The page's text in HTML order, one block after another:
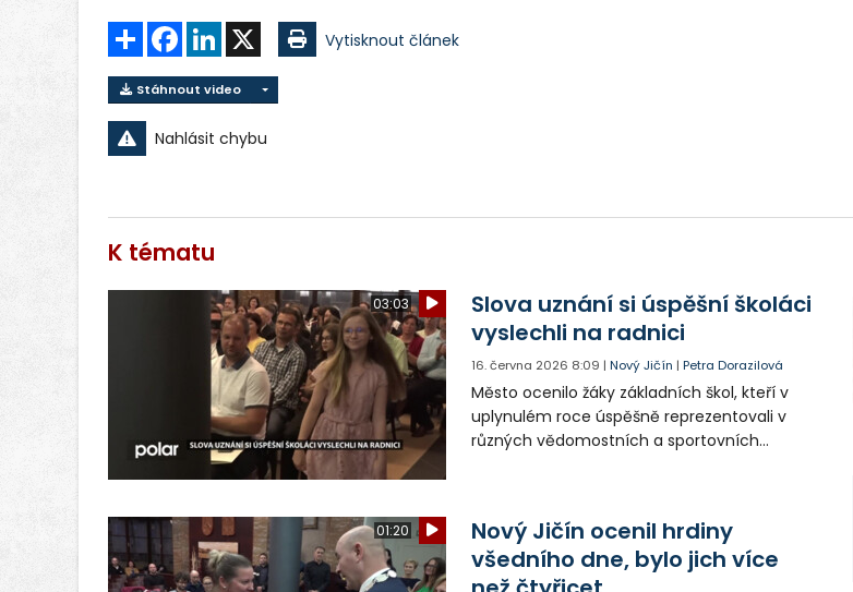
Sdílet FacebookLinkedIn Vytisknout článek
Stáhnout video
Nahlásit chybu
K tématu
03:03
Slova uznání si úspěšní školáci
vyslechli na radnici
16. června 2026 8:09 |Nový Jičín |Petra Dorazilová
Město ocenilo žáky základních škol, kteří v
uplynulém roce úspěšně reprezentovali v
různých vědomostních a sportovních
01:20
Nový Jičín ocenil hrdiny
všedního dne, bylo jich více